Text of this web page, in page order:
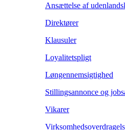
Ansættelse af
Direktører
Klausuler
Loyalitetspligt
Løngennemsigtighed
Stillingsannonce og
Vikarer